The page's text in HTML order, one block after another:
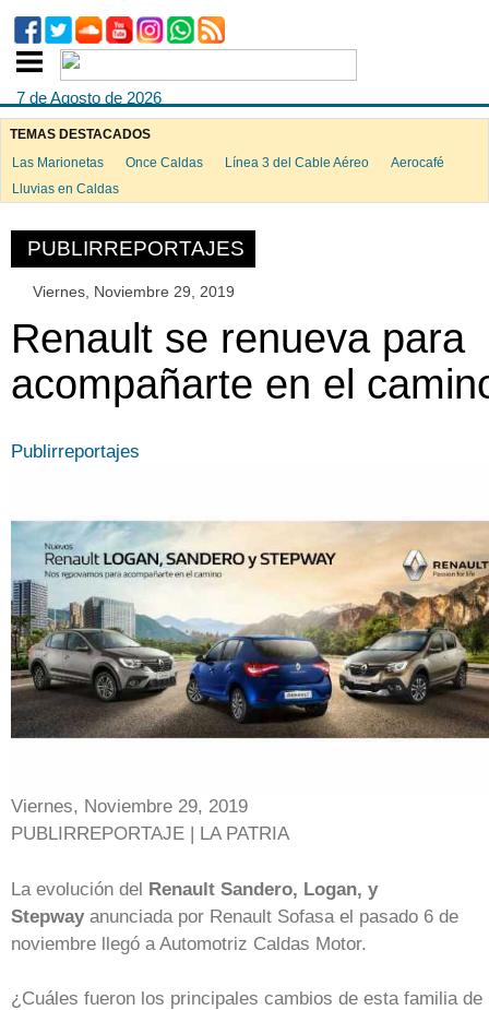
7 de Agosto de 2026
TEMAS DESTACADOS
Las Marionetas
Once Caldas Línea 3 del Cable Aéreo
Aerocafé
Lluvias en Caldas
PUBLIRREPORTAJES
Viernes, Noviembre 29, 2019
Renault se renueva para
acompañarte en el
Publirreportajes
Viernes, Noviembre 29, 2019
PUBLIRREPORTAJE | LA PATRIA
La evolución del Renault Sandero, Logan, y
Stepway anunciada por Renault Sofasa el pasado 6 de
noviembre llegó a Automotriz Caldas Motor.
¿Cuáles fueron los principales cambios de esta familia de